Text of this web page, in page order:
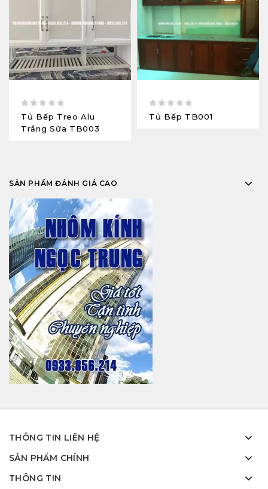
0
out
Tủ Bếp Treo Alu
Trắng Sữa TB003
0
Tủ Bếp TB001
SẢN PHẨM ĐÁNH GIÁ CAO
THÔNG TIN LIÊN HỆ
SẢN PHẨM CHÍNH
THÔNG TIN
Công trình thi công cửa nhôm Xingfa tại Long
An
13 Th5 2024
Công trình lắp cửa nhôm Xingfa tại Biên Hòa –
18 Th1 2024